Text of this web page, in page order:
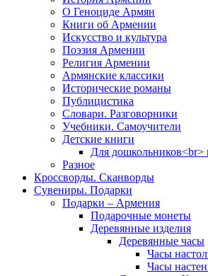
О Геноциде Армян
Книги об Армении
Иcкусство и культура
Поэзия Армении
Религия Армении
Армянские классики
Исторические романы
Публицистика
Словари. Разговорники
Учебники. Самоучители
Детские книги
Для дошкольников<br>
Разное
Кроссворды. Сканворды
Сувениры. Подарки
Подарки – Армения
Подарочные монеты
Деревянные изделия
Деревянные часы
Часы
Часы